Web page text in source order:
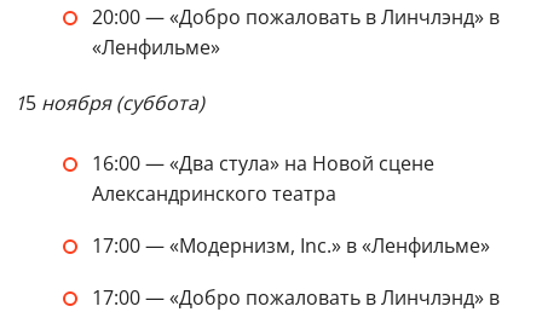
20:00 — «Добро пожаловать в Линчлэнд» в
«Ленфильме»
15 ноября (суббота)
16:00 — «Два стула» на Новой сцене
Александринского театра
17:00 — «Модернизм, Inc.» в «Ленфильме»
17:00 — «Добро пожаловать в Линчлэнд» в